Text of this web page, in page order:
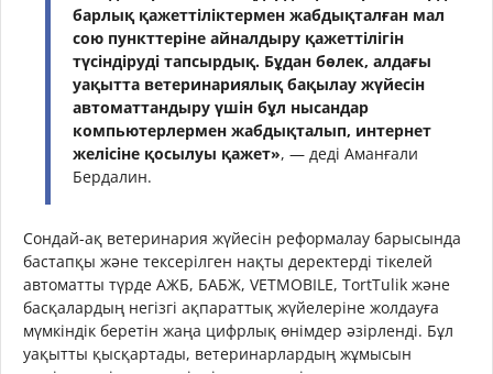
барлық қажеттіліктермен жабдықталған мал
сою пункттеріне айналдыру қажеттілігін
түсіндіруді тапсырдық. Бұдан бөлек, алдағы
уақытта ветеринариялық бақылау жүйесін
автоматтандыру үшін бұл нысандар
компьютерлермен жабдықталып, интернет
желісіне қосылуы қажет», — деді Аманғали
Бердалин.
Сондай-ақ ветеринария жүйесін реформалау барысында
бастапқы және тексерілген нақты деректерді тікелей
автоматты түрде АЖБ, БАБЖ, VETMOBILE, TortTulik және
басқалардың негізгі ақпараттық жүйелеріне жолдауға
мүмкіндік беретін жаңа цифрлық өнімдер әзірленді. Бұл
уақытты қысқартады, ветеринарлардың жұмысын